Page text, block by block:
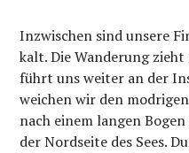
Inzwischen sind unsere
kalt. Die Wanderung
führt uns weiter an der
weichen wir den
nach einem langen
der Nordseite des Sees.